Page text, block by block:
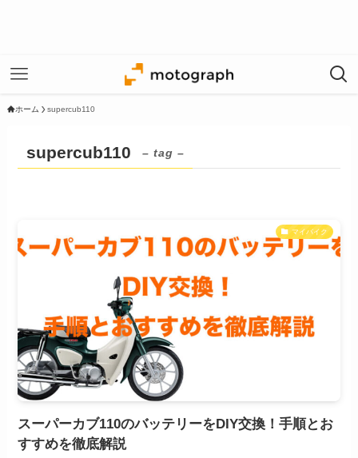
ホーム supercub110
supercub110 – tag –
マイバイク
スーパーカブ110のバッテリーをDIY交換！手順とお
すすめを徹底解説